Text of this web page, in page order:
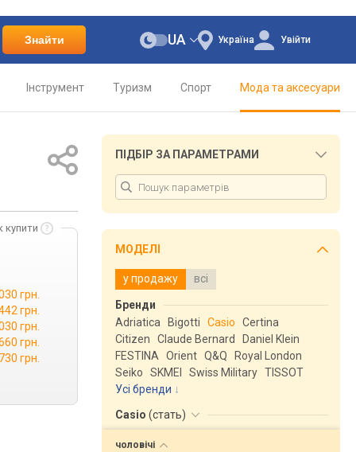
Знайти Україна
UA Увійти
Інструмент Туризм Спорт Мода та аксесуари
купити
грн.
грн.
грн.
грн.
грн.
ПІДБІР ЗА ПАРАМЕТРАМИ
МОДЕЛІ
у продажу всі
Бренди
Adriatica
Bigotti Casio
Certina
Citizen
Claude Bernard
Daniel Klein
FESTINA
Orient Q&Q
Royal London
Seiko
SKMEI Swiss Military TISSOT
Усі бренди
Casio (стать)
чоловічі